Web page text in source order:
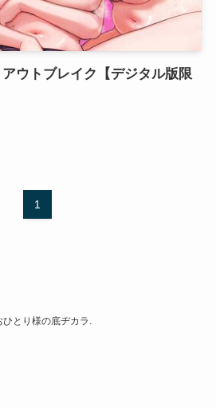
ウトブレイク【デジタル版限
1
とり様の底ヂカラ.